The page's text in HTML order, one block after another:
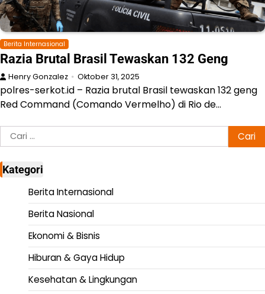
Berita Internasional
Razia Brutal Brasil Tewaskan 132 Geng
Henry Gonzalez Oktober 31, 2025
polres-serkot.id – Razia brutal Brasil tewaskan 132 geng
Red Command (Comando Vermelho) di Rio de…
Cari
untuk:
Kategori
Berita Internasional
Berita Nasional
Ekonomi & Bisnis
Hiburan & Gaya Hidup
Kesehatan & Lingkungan